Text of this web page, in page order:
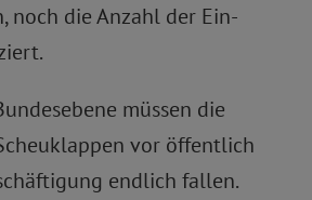
noch die Anzahl der Ein-
müssen die
vor öffentlich
endlich fallen.